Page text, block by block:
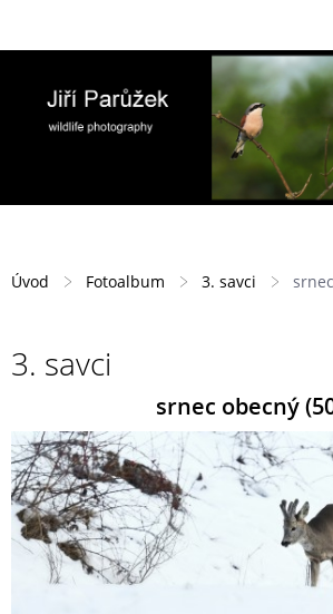
Úvod Fotoalbum 3. savci
3. savci
srnec obecný